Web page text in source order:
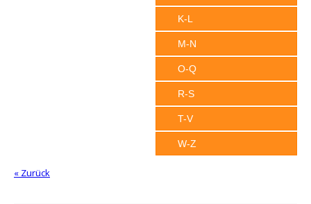
K-L
M-N
O-Q
R-S
T-V
W-Z
« Zurück